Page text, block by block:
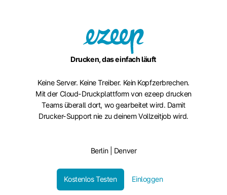
Drucken, das einfach läuft
Keine Server. Keine Treiber. Kein Kopfzerbrechen.
Mit der Cloud-Druckplattform von ezeep drucken
Teams überall dort, wo gearbeitet wird. Damit
Drucker-Support nie zu deinem Vollzeitjob wird.
Berlin | Denver
Kostenlos Testen Einloggen